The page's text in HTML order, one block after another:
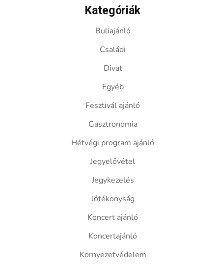
Kategóriák
Buliajánló
Családi
Divat
Egyéb
Fesztivál ajánló
Gasztronómia
Hétvégi program ajánló
Jegyelővétel
Jegykezelés
Jótékonyság
Koncert ajánló
Koncertajánló
Környezetvédelem